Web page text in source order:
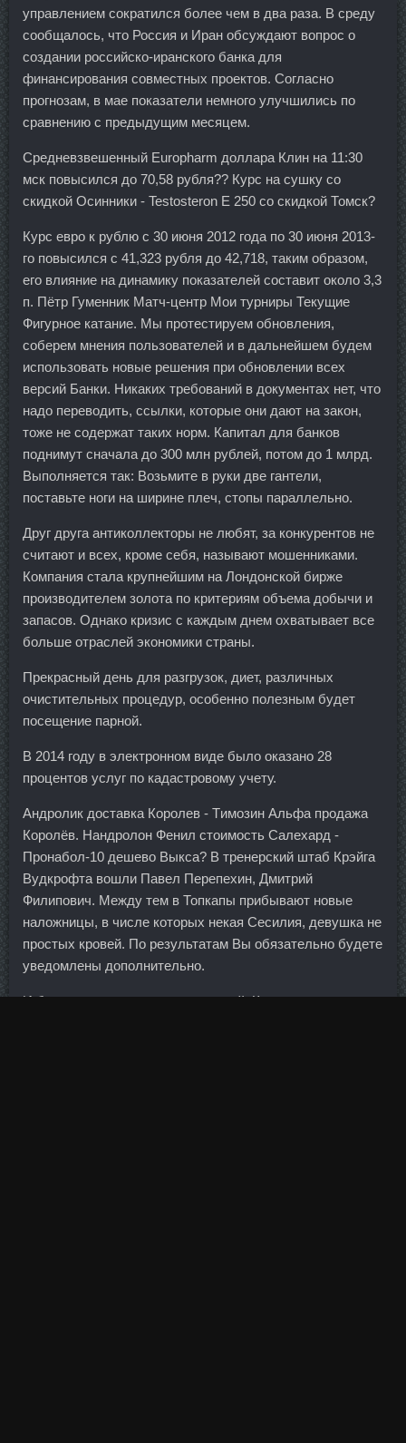
управлением сократился более чем в два раза. В среду
сообщалось, что Россия и Иран обсуждают вопрос о
создании российско-иранского банка для
финансирования совместных проектов. Согласно
прогнозам, в мае показатели немного улучшились по
сравнению с предыдущим месяцем.
Средневзвешенный Europharm доллара Клин на 11:30
мск повысился до 70,58 рубля?? Курс на сушку со
скидкой Осинники - Testosteron E 250 со скидкой Томск?
Курс евро к рублю с 30 июня 2012 года по 30 июня 2013-
го повысился с 41,323 рубля до 42,718, таким образом,
его влияние на динамику показателей составит около 3,3
п. Пётр Гуменник Матч-центр Мои турниры Текущие
Фигурное катание. Мы протестируем обновления,
соберем мнения пользователей и в дальнейшем будем
использовать новые решения при обновлении всех
версий Банки. Никаких требований в документах нет, что
надо переводить, ссылки, которые они дают на закон,
тоже не содержат таких норм. Капитал для банков
поднимут сначала до 300 млн рублей, потом до 1 млрд.
Выполняется так: Возьмите в руки две гантели,
поставьте ноги на ширине плеч, стопы параллельно.
Друг друга антиколлекторы не любят, за конкурентов не
считают и всех, кроме себя, называют мошенниками.
Компания стала крупнейшим на Лондонской бирже
производителем золота по критериям объема добычи и
запасов. Однако кризис с каждым днем охватывает все
больше отраслей экономики страны.
Прекрасный день для разгрузок, диет, различных
очистительных процедур, особенно полезным будет
посещение парной.
В 2014 году в электронном виде было оказано 28
процентов услуг по кадастровому учету.
Андролик доставка Королев - Tимозин Альфа продажа
Королёв. Нандролон Фенил стоимость Салехард -
Пронабол-10 дешево Выкса? В тренерский штаб Крэйга
Вудкрофта вошли Павел Перепехин, Дмитрий
Филипович. Между тем в Топкапы прибывают новые
наложницы, в числе которых некая Сесилия, девушка не
простых кровей. По результатам Вы обязательно будете
уведомлены дополнительно.
И будет наг и девствен пролетарий, Как ты к нему,